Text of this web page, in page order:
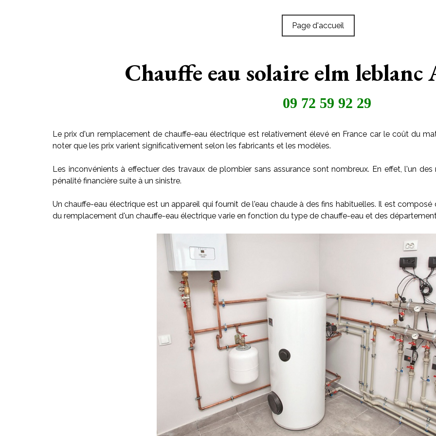
Page d'accueil
Chauffe eau solaire elm
09 72 59 92 29
Le prix d'un remplacement de chauffe-eau électrique est relativement élevé en France car le coût du
noter que les prix varient significativement selon les fabricants et les modèles.
Les inconvénients à effectuer des travaux de plombier sans assurance sont nombreux. En effet, l'un
pénalité financière suite à un sinistre.
Un chauffe-eau électrique est un appareil qui fournit de l'eau chaude à des fins habituelles. Il est
du remplacement d'un chauffe-eau électrique varie en fonction du type de chauffe-eau et des